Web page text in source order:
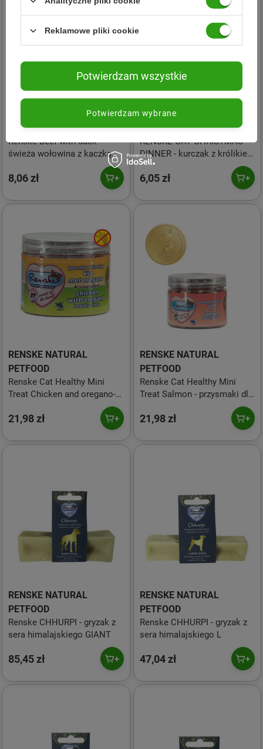
RENSKE NATURAL
PETFOOD
Renske Beef with duck –
świeża wołowina z kaczką
8,06 zł
RENSKE NATURAL
PETFOOD
RENSKE CAT CHRISTMAS
DINNER - kurczak z królikiem
(70g)
6,05 zł
RENSKE NATURAL
PETFOOD
Renske Cat Healthy Mini
Treat Chicken and oregano-
kurczak z oregano (100 g)
21,98 zł
RENSKE NATURAL
PETFOOD
Renske Cat Healthy Mini
Treat Salmon - przysmaki dla
21,98 zł
RENSKE NATURAL
PETFOOD
Renske CHHURPI - gryzak z
sera himalajskiego GIANT
85,45 zł
RENSKE NATURAL
PETFOOD
Renske CHHURPI - gryzak z
sera himalajskiego L
47,04 zł
Reklamowe pliki cookie
Potwierdzam wybrane
Potwierdzam wszystkie